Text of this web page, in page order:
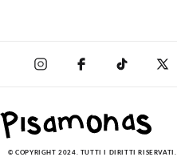
© COPYRIGHT 2024. TUTTI I DIRITTI RISERVATI.